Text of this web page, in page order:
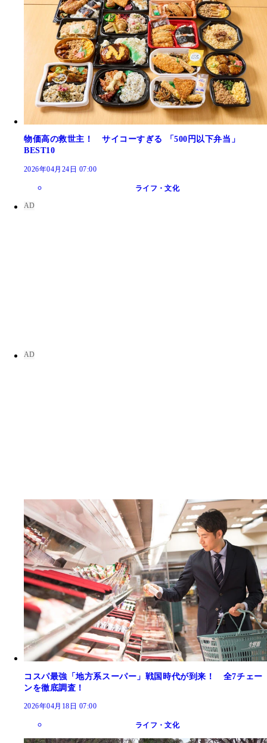
物価高の救世主！ サイコーすぎる 「500円以下弁当」
BEST10
2026年04月24日 07:00
ライフ・文化
コスパ最強「地方系スーパー」戦国時代が到来！ 全7チェー
ンを徹底調査！
2026年04月18日 07:00
ライフ・文化